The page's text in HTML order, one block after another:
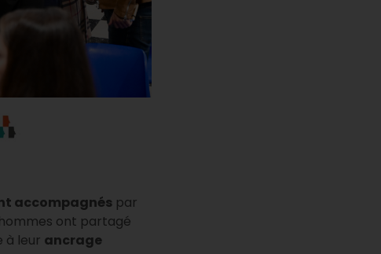
accompagnés par
ont partagé
à leur ancrage